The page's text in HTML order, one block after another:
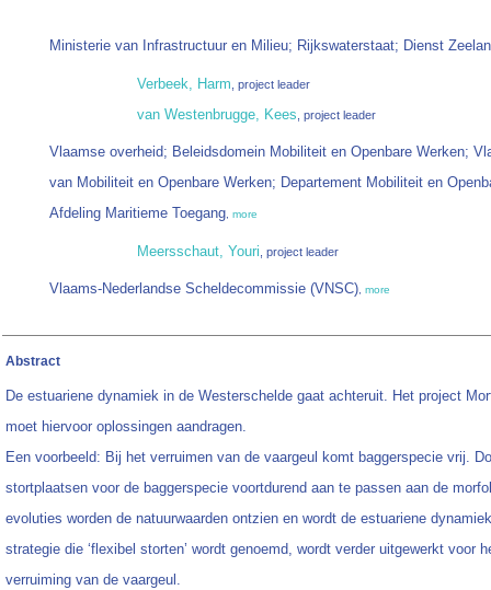
Ministerie van Infrastructuur en Milieu; Rijkswaterstaat; Dienst
Verbeek, Harm, project leader
van Westenbrugge, Kees, project leader
Vlaamse overheid; Beleidsdomein Mobiliteit en Openbare Werken;
van Mobiliteit en Openbare Werken; Departement Mobiliteit en
Afdeling Maritieme Toegang, more
Meersschaut, Youri, project leader
Vlaams-Nederlandse Scheldecommissie (VNSC), more
Abstract
De estuariene dynamiek in de Westerschelde gaat achteruit. Het project
moet hiervoor oplossingen aandragen.
Een voorbeeld: Bij het verruimen van de vaargeul komt baggerspecie vrij.
stortplaatsen voor de baggerspecie voortdurend aan te passen aan de
evoluties worden de natuurwaarden ontzien en wordt de estuariene
strategie die ‘flexibel storten’ wordt genoemd, wordt verder uitgewerkt voor
verruiming van de vaargeul.